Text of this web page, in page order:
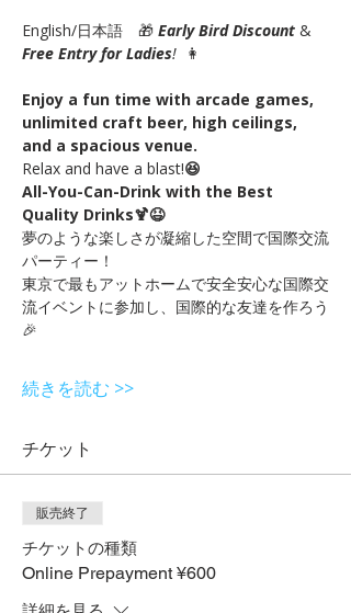
English/日本語　🎁 Early Bird Discount &
Free Entry for Ladies! 👩
Enjoy a fun time with arcade games,
unlimited craft beer, high ceilings,
and a spacious venue.
Relax and have a blast!😆
All-You-Can-Drink with the Best
Quality Drinks🍹😆
夢のような楽しさが凝縮した空間で国際交流
パーティー！
東京で最もアットホームで安全安心な国際交
流イベントに参加し、国際的な友達を作ろう
🎉
続きを読む >>
チケット
販売終了
チケットの種類
Online Prepayment ¥600